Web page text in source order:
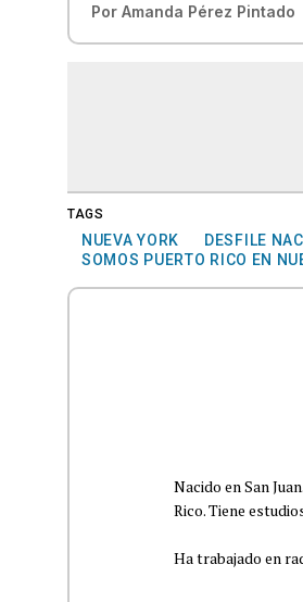
Por Amanda Pérez Pintado
TAGS
NUEVA YORK DESFILE
SOMOS PUERTO RICO EN
Nacido en San
Rico. Tiene
Ha trabajado en